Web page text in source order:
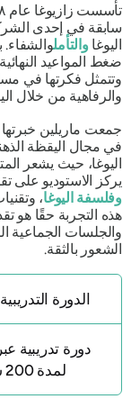
سابقة في إحدى
اليوغاوالتأملوالشفاء.
ضغط المواعيد
وتتمثل فكرتها في
والرفاهية من خلال
جمعت ماريلين خبرتها
في مجال اليقظة
اليوغا، حيث يشعر
يركز الاستوديو على
وفلسفة اليوغا،
هذه التجربة حقًا هو
والجلسات الجماعية
الشعور بالثقة.
الدورة
دورة تدريبية
لمدة 200 ساعة